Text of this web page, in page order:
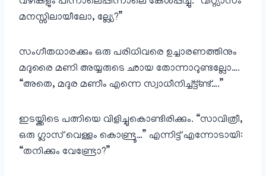
മനസ്സിലായീലോ, ല്ല്യേ?”
സംഗീതധാരക്കും ഒരു പരിധിവരെ ഉച്ചാരണത്തിനും
മദുരൈ മണി അയ്യരുടെ ഛായ തോന്നാറുണ്ടല്ലോ….
“അതെ, മദുര മണീം എന്നെ സ്വാധീനിച്ച്ട്ട്ണ്ട്….”
ഇടയ്ക്കിടെ പത്നിയെ വിളിച്ചുകൊണ്ടിരിക്കും. “സാവിത്രീ,
ഒരു ഗ്ലാസ് വെള്ളം കൊണ്ട്രൂ…” എന്നിട്ട് എന്നോടായി:
“തനിക്കും വേണ്ട്രോ?”